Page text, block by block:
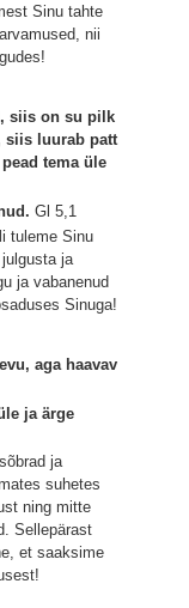
Sinu tahte
nii
siis on su pilk
siis luurab patt
tema üle
Gl 5,1
tuleme Sinu
ja
ja vabanenud
Sinuga!
aga haavav
ja ärge
ja
suhetes
ning mitte
Sellepärast
et saaksime